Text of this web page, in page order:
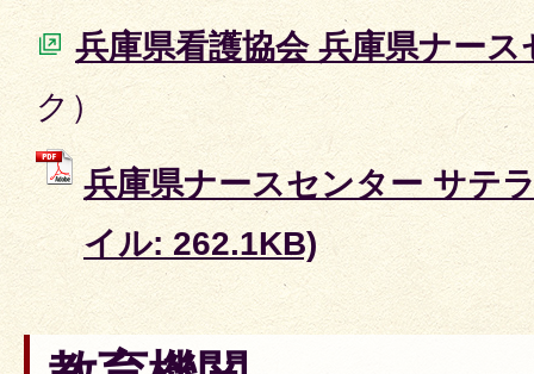
兵庫県看護協会 兵庫県ナース
ク）
兵庫県ナースセンター サテ
イル: 262.1KB)